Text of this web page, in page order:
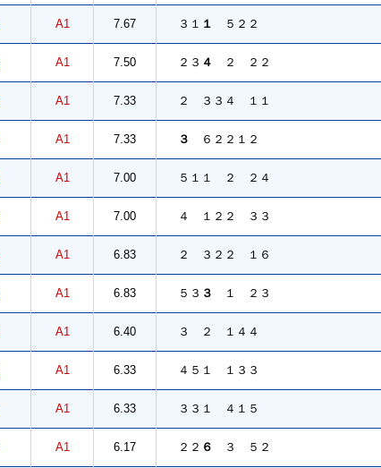
A1 7.67 ３１ １ ５２２
A1 7.50 ２３ ４ ２ ２２
A1 7.33 ２ ３３４ １１
A1 7.33 ３ ６２２１２
A1 7.00 ５１１ ２ ２４
A1 7.00 ４ １２２ ３３
A1 6.83 ２ ３２２ １６
A1 6.83 ５３ ３ １ ２３
A1 6.40 ３ ２ １４４
A1 6.33 ４５１ １３３
A1 6.33 ３３１ ４１５
A1 6.17 ２２ ６ ３ ５２